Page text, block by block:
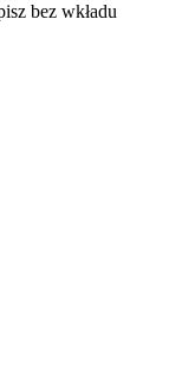
bez wkładu